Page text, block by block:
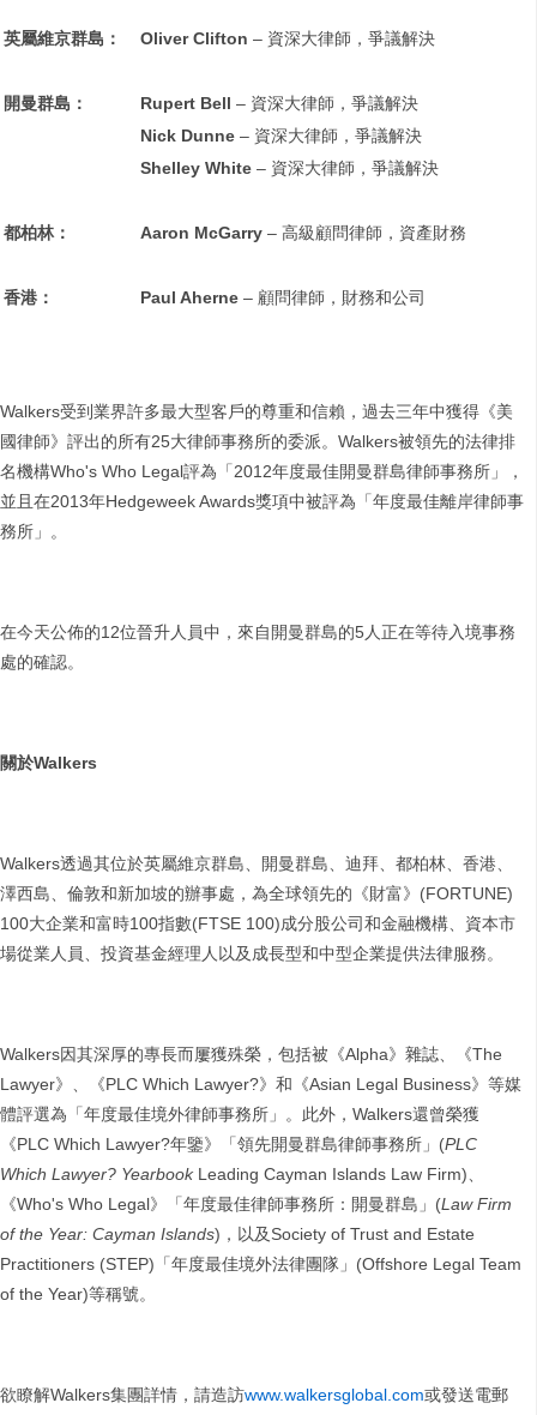
英屬維京群島： Oliver Clifton – 資深大律師，爭議解決
開曼群島： Rupert Bell – 資深大律師，爭議解決
Nick Dunne – 資深大律師，爭議解決
Shelley White – 資深大律師，爭議解決
都柏林： Aaron McGarry – 高級顧問律師，資產財務
香港： Paul Aherne – 顧問律師，財務和公司
Walkers受到業界許多最大型客戶的尊重和信賴，過去三年中獲得《美
國律師》評出的所有25大律師事務所的委派。Walkers被領先的法律排
名機構Who's Who Legal評為「2012年度最佳開曼群島律師事務所」，
並且在2013年Hedgeweek Awards獎項中被評為「年度最佳離岸律師事
務所」。
在今天公佈的12位晉升人員中，來自開曼群島的5人正在等待入境事務
處的確認。
關於Walkers
Walkers透過其位於英屬維京群島、開曼群島、迪拜、都柏林、香港、
澤西島、倫敦和新加坡的辦事處，為全球領先的《財富》(FORTUNE)
100大企業和富時100指數(FTSE 100)成分股公司和金融機構、資本市
場從業人員、投資基金經理人以及成長型和中型企業提供法律服務。
Walkers因其深厚的專長而屢獲殊榮，包括被《Alpha》雜誌、《The
Lawyer》、《PLC Which Lawyer?》和《Asian Legal Business》等媒
體評選為「年度最佳境外律師事務所」。此外，Walkers還曾榮獲
《PLC Which Lawyer?年鑒》「領先開曼群島律師事務所」(PLC
Which Lawyer? YearbookLeading Cayman Islands Law Firm)、
《Who's Who Legal》「年度最佳律師事務所：開曼群島」(Law Firm
of the Year: Cayman Islands)，以及Society of Trust and Estate
Practitioners (STEP)「年度最佳境外法律團隊」(Offshore Legal Team
of the Year)等稱號。
欲瞭解Walkers集團詳情，請造訪www.walkersglobal.com或發送電郵